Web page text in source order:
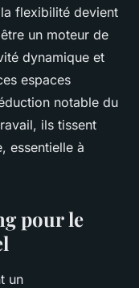
flexibilité devient
un moteur de
dynamique et
espaces
notable du
ils tissent
essentielle à
pour le
un